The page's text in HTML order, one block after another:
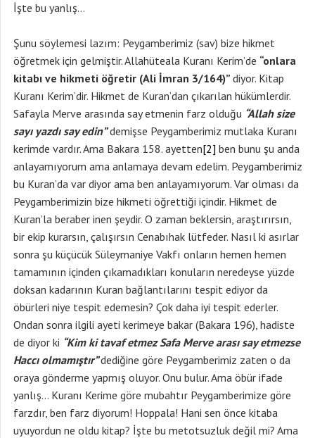
İşte bu yanlış…
Şunu söylemesi lazım: Peygamberimiz (sav) bize hikmet
öğretmek için gelmiştir. Allahüteala Kuranı Kerim’de “onlara
kitabı ve hikmeti öğretir (Ali İmran 3/164)” diyor. Kitap
Kuranı Kerim’dir. Hikmet de Kuran’dan çıkarılan hükümlerdir.
Safayla Merve arasında say etmenin farz olduğu “Allah size
sayı yazdı say edin”demişse Peygamberimiz mutlaka Kuranı
kerimde vardır. Ama Bakara 158. ayetten[2] ben bunu şu anda
anlayamıyorum ama anlamaya devam edelim. Peygamberimiz
bu Kuran’da var diyor ama ben anlayamıyorum. Var olması da
Peygamberimizin bize hikmeti öğrettiği içindir. Hikmet de
Kuran’la beraber inen şeydir. O zaman beklersin, araştırırsın,
bir ekip kurarsın, çalışırsın Cenabıhak lütfeder. Nasıl ki asırlar
sonra şu küçücük Süleymaniye Vakfı onların hemen hemen
tamamının içinden çıkamadıkları konuların neredeyse yüzde
doksan kadarının Kuran bağlantılarını tespit ediyor da
öbürleri niye tespit edemesin? Çok daha iyi tespit ederler.
Ondan sonra ilgili ayeti kerimeye bakar (Bakara 196), hadiste
de diyor ki “Kim ki tavaf etmez Safa Merve arası say etmezse
Haccı olmamıştır”dediğine göre Peygamberimiz zaten o da
oraya gönderme yapmış oluyor. Onu bulur. Ama öbür ifade
yanlış… Kuranı Kerime göre mubahtır Peygamberimize göre
farzdır, ben farz diyorum! Hoppala! Hani sen önce kitaba
uyuyordun ne oldu kitap? İşte bu metotsuzluk değil mi? Ama